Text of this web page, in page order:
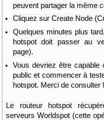
peuvent partager la même
Cliquez sur Create Node
Quelques minutes plus
hotspot doit passer au
page).
Vous devriez être
public et commencer à
hotspot. Merci de consulter
Le routeur hotspot
serveurs Worldspot (cette